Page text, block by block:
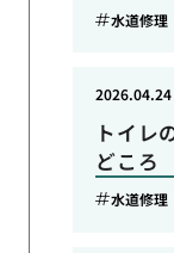
水道修理
トイレ
どころ
2026.04.24
水道修理